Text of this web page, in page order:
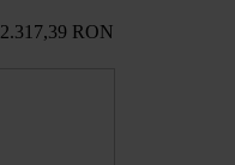
2.317,39 RON